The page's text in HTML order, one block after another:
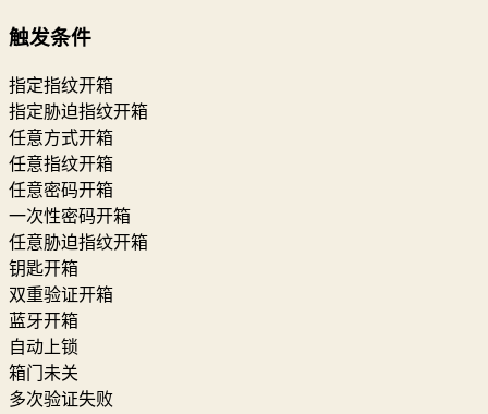
触发条件
指定指纹开箱
指定胁迫指纹开箱
任意方式开箱
任意指纹开箱
任意密码开箱
一次性密码开箱
任意胁迫指纹开箱
钥匙开箱
双重验证开箱
蓝牙开箱
自动上锁
箱门未关
多次验证失败